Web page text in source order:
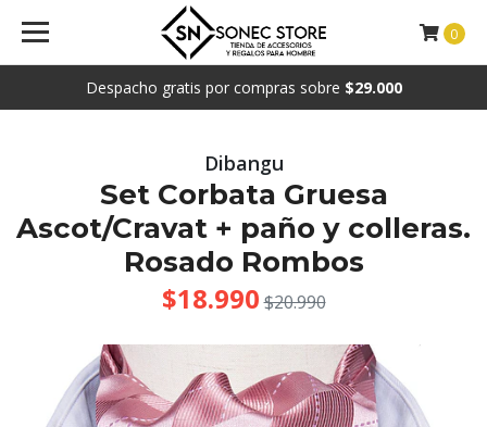
Despacho gratis por compras sobre $29.000
0
Dibangu
Set Corbata Gruesa
Ascot/Cravat + paño y colleras.
Rosado Rombos
$18.990 $20.990